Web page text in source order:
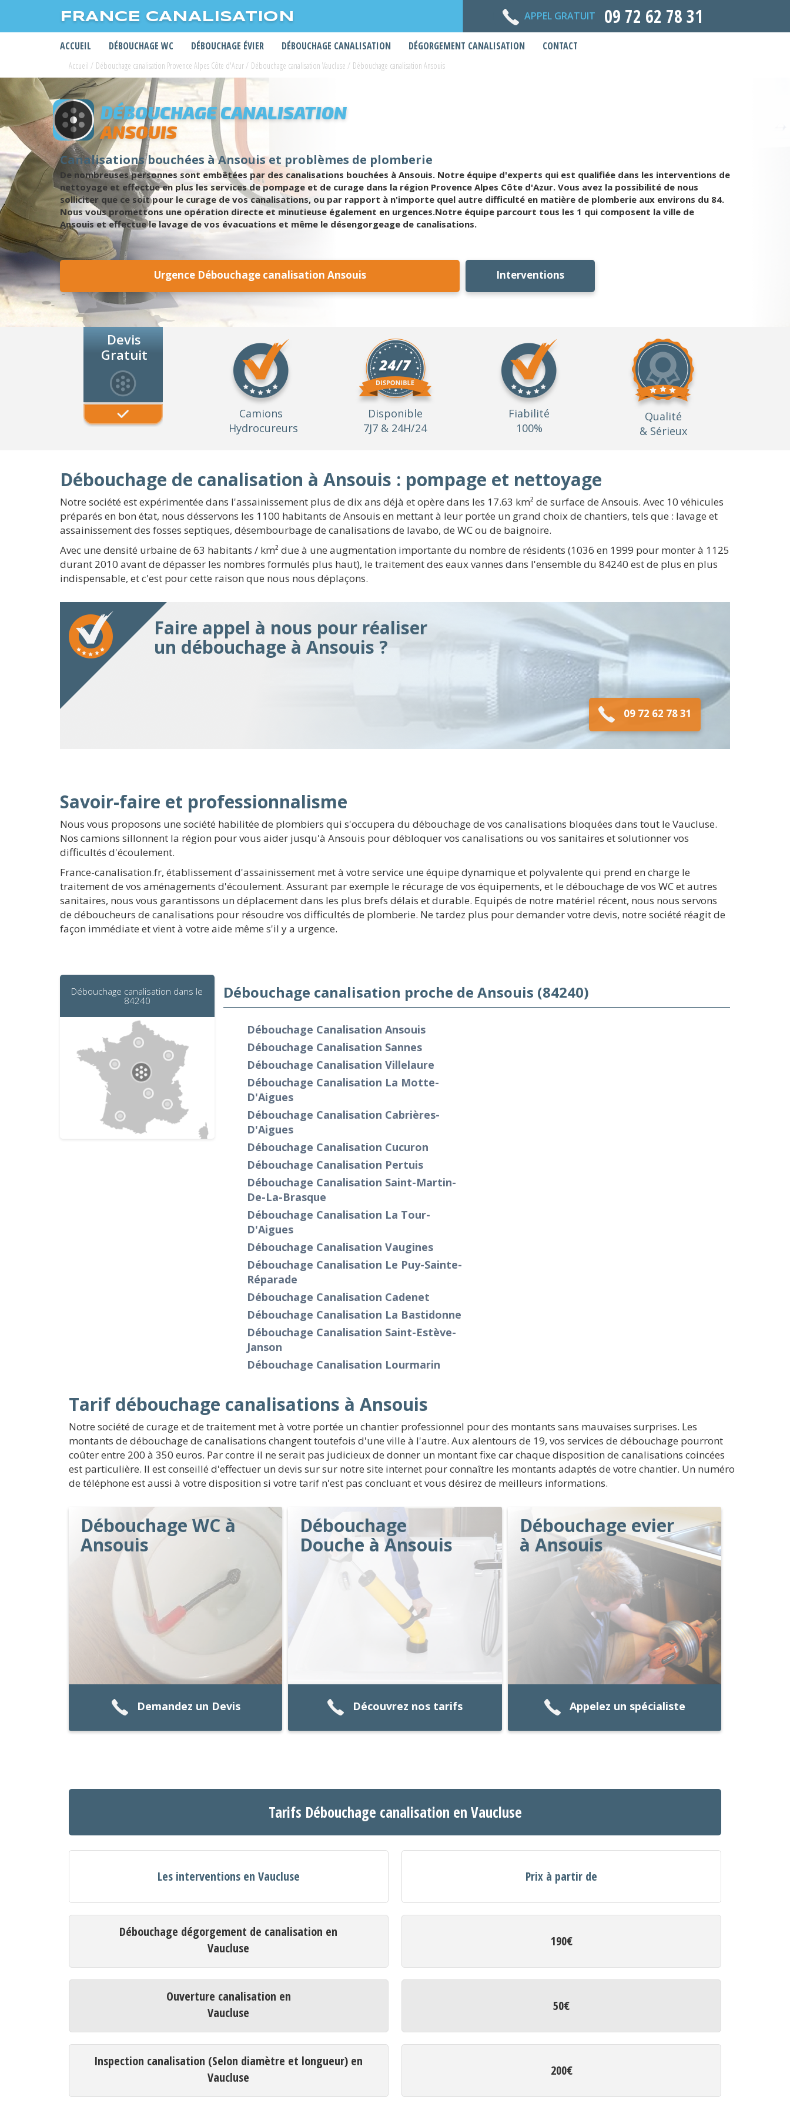
FRANCE CANALISATION APPEL GRATUIT 09 72 62 78 31
ACCUEIL DÉBOUCHAGE WC DÉBOUCHAGE ÉVIER DÉBOUCHAGE CANALISATION DÉGORGEMENT CANALISATION CONTACT
Accueil / Débouchage canalisation Provence Alpes Côte d'Azur/ Débouchage canalisation Vaucluse / Débouchage canalisation Ansouis
DÉBOUCHAGE CANALISATION
ANSOUIS
Canalisations bouchées à Ansouis et problèmes de plomberie
De nombreuses personnes sont embêtées par des canalisations bouchées à Ansouis. Notre équipe d'experts qui est qualifiée dans les interventions de
nettoyage et effectue en plus les services de pompage et de curage dans la région Provence Alpes Côte d'Azur. Vous avez la possibilité de nous
solliciter que ce soit pour le curage de vos canalisations, ou par rapport à n'importe quel autre difficulté en matière de plomberie aux environs du 84.
Nous vous promettons une opération directe et minutieuse également en urgences.Notre équipe parcourt tous les 1 qui composent la ville de
Ansouis et effectue le lavage de vos évacuations et même le désengorgeage de canalisations.
Urgence Débouchage canalisation Ansouis Interventions
Devis
Gratuit
Camions
Hydrocureurs
Disponible
7J7 & 24H/24
Fiabilité
100%
Qualité
& Sérieux
Débouchage de canalisation à Ansouis : pompage et nettoyage
Notre société est expérimentée dans l'assainissement plus de dix ans déjà et opère dans les 17.63 km² de surface de Ansouis. Avec 10 véhicules
préparés en bon état, nous désservons les 1100 habitants de Ansouis en mettant à leur portée un grand choix de chantiers, tels que : lavage et
assainissement des fosses septiques, désembourbage de canalisations de lavabo, de WC ou de baignoire.
Avec une densité urbaine de 63 habitants / km² due à une augmentation importante du nombre de résidents (1036 en 1999 pour monter à 1125
durant 2010 avant de dépasser les nombres formulés plus haut), le traitement des eaux vannes dans l'ensemble du 84240 est de plus en plus
indispensable, et c'est pour cette raison que nous nous déplaçons.
Faire appel à nous pour réaliser
un débouchage à Ansouis ?
09 72 62 78 31
Savoir-faire et professionnalisme
Nous vous proposons une société habilitée de plombiers qui s'occupera du débouchage de vos canalisations bloquées dans tout le Vaucluse.
Nos camions sillonnent la région pour vous aider jusqu'à Ansouis pour débloquer vos canalisations ou vos sanitaires et solutionner vos
difficultés d'écoulement.
France-canalisation.fr, établissement d'assainissement met à votre service une équipe dynamique et polyvalente qui prend en charge le
traitement de vos aménagements d'écoulement. Assurant par exemple le récurage de vos équipements, et le débouchage de vos WC et autres
sanitaires, nous vous garantissons un déplacement dans les plus brefs délais et durable. Equipés de notre matériel récent, nous nous servons
de déboucheurs de canalisations pour résoudre vos difficultés de plomberie. Ne tardez plus pour demander votre devis, notre société réagit de
façon immédiate et vient à votre aide même s'il y a urgence.
Débouchage canalisation dans le
84240
Débouchage canalisation proche de Ansouis (84240)
Débouchage Canalisation Ansouis
Débouchage Canalisation Sannes
Débouchage Canalisation Villelaure
Débouchage Canalisation La Motte-
D'Aigues
Débouchage Canalisation Cabrières-
D'Aigues
Débouchage Canalisation Cucuron
Débouchage Canalisation Pertuis
Débouchage Canalisation Saint-Martin-
De-La-Brasque
Débouchage Canalisation La Tour-
D'Aigues
Débouchage Canalisation Vaugines
Débouchage Canalisation Le Puy-Sainte-
Réparade
Débouchage Canalisation Cadenet
Débouchage Canalisation La Bastidonne
Débouchage Canalisation Saint-Estève-
Janson
Débouchage Canalisation Lourmarin
Tarif débouchage canalisations à Ansouis
Notre société de curage et de traitement met à votre portée un chantier professionnel pour des montants sans mauvaises surprises. Les
montants de débouchage de canalisations changent toutefois d'une ville à l'autre. Aux alentours de 19, vos services de débouchage pourront
coûter entre 200 à 350 euros. Par contre il ne serait pas judicieux de donner un montant fixe car chaque disposition de canalisations coincées
est particulière. Il est conseillé d'effectuer un devis sur sur notre site internet pour connaître les montants adaptés de votre chantier. Un numéro
de téléphone est aussi à votre disposition si votre tarif n'est pas concluant et vous désirez de meilleurs informations.
Débouchage WC à
Ansouis
Demandez un Devis
Débouchage
Douche à Ansouis
Découvrez nos tarifs
Débouchage evier
à Ansouis
Appelez un spécialiste
Tarifs Débouchage canalisation en Vaucluse
Les interventions en Vaucluse Prix à partir de
Débouchage dégorgement de canalisation en
Vaucluse
190€
Ouverture canalisation en
Vaucluse
50€
Inspection canalisation (Selon diamètre et longueur) en
Vaucluse
200€